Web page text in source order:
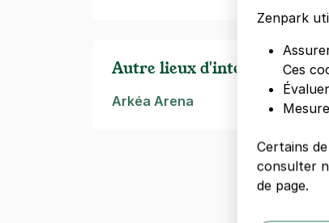
Autre lieux d'intérêts à
Arkéa Arena
Zenpark
Ces
Certains
consulter
de page.